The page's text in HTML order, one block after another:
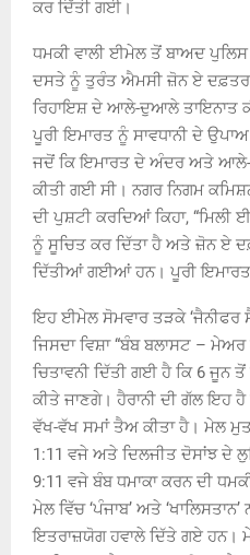
ਕਰ ਦਿੱਤੀ ਗਈ।
ਧਮਕੀ ਵਾਲੀ ਈਮੇਲ ਤੋਂ ਬਾਅਦ
ਦਸਤੇ ਨੂੰ ਤੁਰੰਤ ਐਮਸੀ ਜ਼ੋਨ ਏ ਦਫ਼ਤਰ
ਰਿਹਾਇਸ਼ ਦੇ ਆਲੇ-ਦੁਆਲੇ ਤਾਇਨਾਤ
ਪੂਰੀ ਇਮਾਰਤ ਨੂੰ ਸਾਵਧਾਨੀ ਦੇ
ਜਦੋਂ ਕਿ ਇਮਾਰਤ ਦੇ ਅੰਦਰ ਅਤੇ
ਕੀਤੀ ਗਈ ਸੀ। ਨਗਰ ਨਿਗਮ
ਦੀ ਪੁਸ਼ਟੀ ਕਰਦਿਆਂ ਕਿਹਾ,
ਨੂੰ ਸੂਚਿਤ ਕਰ ਦਿੱਤਾ ਹੈ ਅਤੇ ਜ਼ੋਨ ਏ
ਦਿੱਤੀਆਂ ਗਈਆਂ ਹਨ। ਪੂਰੀ ਇਮਾਰਤ
ਇਹ ਈਮੇਲ ਸੋਮਵਾਰ ਤੜਕੇ ‘ਜੈਨੀਫਰ
ਜਿਸਦਾ ਵਿਸ਼ਾ “ਬੰਬ ਬਲਾਸਟ –
ਚਿਤਾਵਨੀ ਦਿੱਤੀ ਗਈ ਹੈ ਕਿ 6 ਜੂਨ
ਕੀਤੇ ਜਾਣਗੇ। ਹੈਰਾਨੀ ਦੀ ਗੱਲ ਇਹ
ਵੱਖ-ਵੱਖ ਸਮਾਂ ਤੈਅ ਕੀਤਾ ਹੈ। ਮੇਲ
1:11 ਵਜੇ ਅਤੇ ਦਿਲਜੀਤ ਦੋਸਾਂਝ ਦੇ
9:11 ਵਜੇ ਬੰਬ ਧਮਾਕਾ ਕਰਨ ਦੀ
ਮੇਲ ਵਿੱਚ ‘ਪੰਜਾਬ’ ਅਤੇ
ਇਤਰਾਜ਼ਯੋਗ ਹਵਾਲੇ ਦਿੱਤੇ ਗਏ ਹਨ।